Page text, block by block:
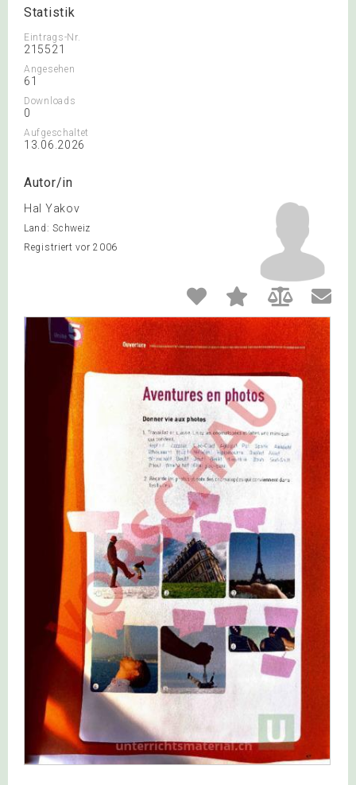
Statistik
Eintrags-Nr.
215521
Angesehen
61
Downloads
0
Aufgeschaltet
13.06.2026
Autor/in
Hal Yakov
Land: Schweiz
Registriert vor 2006